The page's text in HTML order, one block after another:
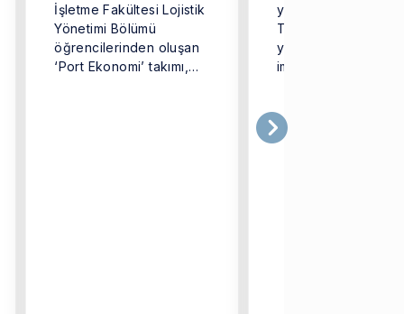
İşletme Fakültesi Lojistik
Yönetimi Bölümü
öğrencilerinden oluşan
‘Port Ekonomi’ takımı,
yükseköğretimde
Türkiye’ye örnek
yeni bir dijital
imza atarak